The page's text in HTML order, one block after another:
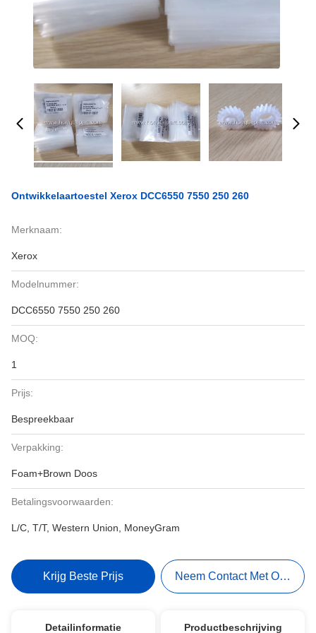
Ontwikkelaartoestel Xerox DCC6550 7550 250 260
Merknaam:
Xerox
Modelnummer:
DCC6550 7550 250 260
MOQ:
1
Prijs:
Bespreekbaar
Verpakking:
Foam+Brown Doos
Betalingsvoorwaarden:
L/C, T/T, Western Union, MoneyGram
Krijg Beste Prijs Neem Contact Met Ons Op
Detailinformatie Productbeschrijving